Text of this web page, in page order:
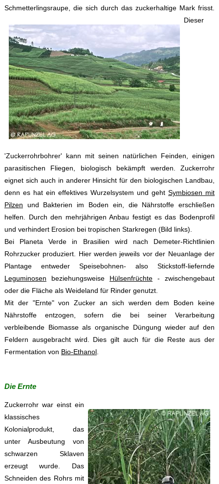
Schmetterlingsraupe, die sich durch das zuckerhaltige Mark frisst.
Dieser
'Zuckerrohrbohrer' kann mit seinen natürlichen Feinden, einigen
parasitischen Fliegen, biologisch bekämpft werden. Zuckerrohr
eignet sich auch in anderer Hinsicht für den biologischen Landbau,
denn es hat ein effektives Wurzelsystem und gehtSymbiosen mit
Pilzen und Bakterien im Boden ein, die Nährstoffe erschließen
helfen. Durch den mehrjährigen Anbau festigt es das Bodenprofil
und verhindert Erosion bei tropischen Starkregen (Bild links).
Bei Planeta Verde in Brasilien wird nach Demeter-Richtlinien
Rohrzucker produziert. Hier werden jeweils vor der Neuanlage der
Plantage entweder Speisebohnen- also Stickstoff-liefernde
Leguminosen beziehungsweise Hülsenfrüchte - zwischengebaut
oder die Fläche als Weideland für Rinder genutzt.
Mit der "Ernte" von Zucker an sich werden dem Boden keine
Nährstoffe entzogen, sofern die bei seiner Verarbeitung
verbleibende Biomasse als organische Düngung wieder auf den
Feldern ausgebracht wird. Dies gilt auch für die Reste aus der
Fermentation von Bio-Ethanol.
Die Ernte
Zuckerrohr war einst ein
klassisches
Kolonialprodukt, das
unter Ausbeutung von
schwarzen Sklaven
erzeugt wurde. Das
Schneiden des Rohrs mit